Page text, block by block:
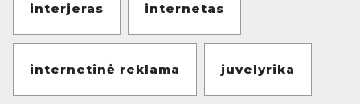
interjeras internetas
internetinė reklama juvelyrika